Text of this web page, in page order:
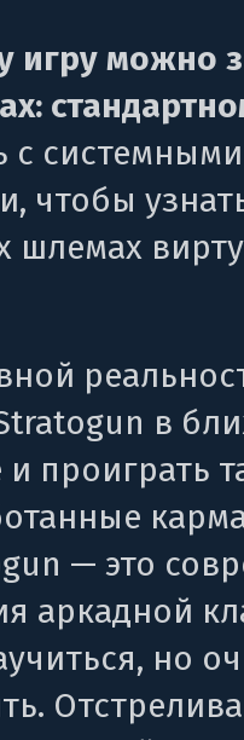
игру можно
с системными
чтобы
шлемах
в
проиграть
— это
аркадной
но